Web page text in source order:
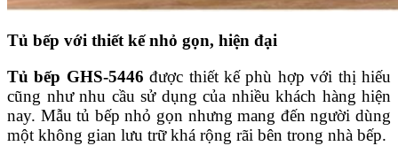
Tủ bếp với thiết kế nhỏ gọn, hiện đại
Tủ bếp GHS-5446 được thiết kế phù hợp với thị hiếu
cũng như nhu cầu sử dụng của nhiều khách hàng hiện
nay. Mẫu tủ bếp nhỏ gọn nhưng mang đến người dùng
một không gian lưu trữ khá rộng rãi bên trong nhà bếp.